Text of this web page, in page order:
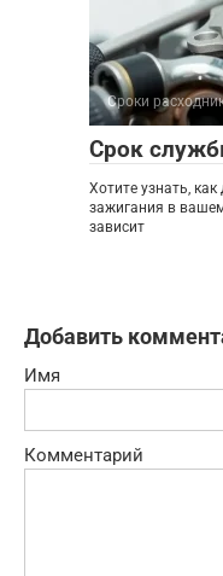
Сроки
Срок
Хотите узнать,
зажигания в
зависит
Добавить
Имя
Комментарий